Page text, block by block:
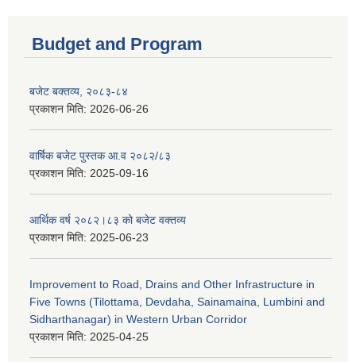
Budget and Program
बजेट बक्तव्य, २०८३-८४
प्रकाशन मिति: 2026-06-26
वार्षिक बजेट पुस्तक आ.व २०८२/८३
प्रकाशन मिति: 2025-09-16
आर्थिक वर्ष २०८२।८३ को बजेट वक्तव्य
प्रकाशन मिति: 2025-06-23
Improvement to Road, Drains and Other Infrastructure in
Five Towns (Tilottama, Devdaha, Sainamaina, Lumbini and
Sidharthanagar) in Western Urban Corridor
प्रकाशन मिति: 2025-04-25